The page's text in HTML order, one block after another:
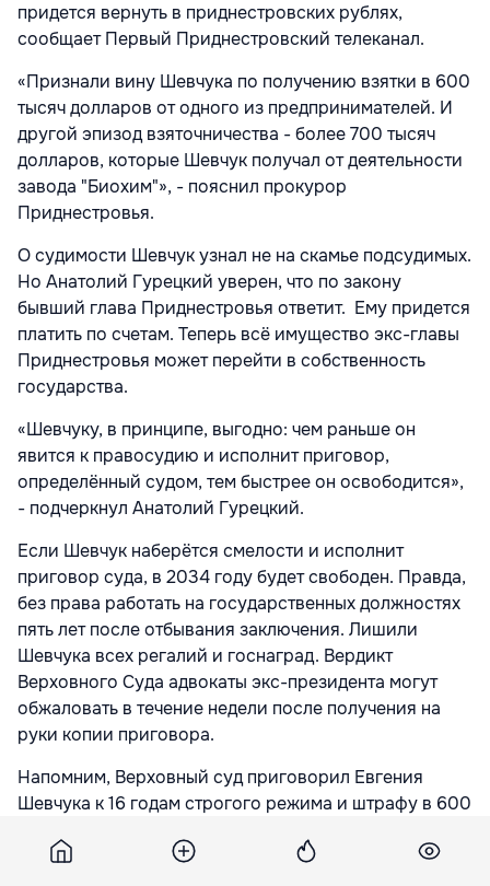
придется вернуть в приднестровских рублях,
сообщает Первый Приднестровский телеканал.
«Признали вину Шевчука по получению взятки в 600
тысяч долларов от одного из предпринимателей. И
другой эпизод взяточничества - более 700 тысяч
долларов, которые Шевчук получал от деятельности
завода "Биохим"», - пояснил прокурор
Приднестровья.
О судимости Шевчук узнал не на скамье подсудимых.
Но Анатолий Гурецкий уверен, что по закону
бывший глава Приднестровья ответит. Ему придется
платить по счетам. Теперь всё имущество экс-главы
Приднестровья может перейти в собственность
государства.
«Шевчуку, в принципе, выгодно: чем раньше он
явится к правосудию и исполнит приговор,
определённый судом, тем быстрее он освободится»,
- подчеркнул Анатолий Гурецкий.
Если Шевчук наберётся смелости и исполнит
приговор суда, в 2034 году будет свободен. Правда,
без права работать на государственных должностях
пять лет после отбывания заключения. Лишили
Шевчука всех регалий и госнаград. Вердикт
Верховного Суда адвокаты экс-президента могут
обжаловать в течение недели после получения на
руки копии приговора.
Напомним, Верховный суд приговорил Евгения
Шевчука к 16 годам строгого режима и штрафу в 600